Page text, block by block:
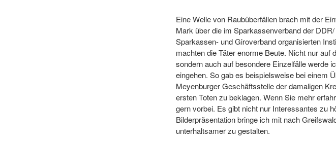
Eine Welle von Raubüberfällen brach mit der
Mark über die im Sparkassenverband der
Sparkassen- und Giroverband organisierten
machten die Täter enorme Beute. Nicht nur auf
sondern auch auf besondere Einzelfälle werde
eingehen. So gab es beispielsweise bei einem
Meyenburger Geschäftsstelle der damaligen
ersten Toten zu beklagen. Wenn Sie mehr
gern vorbei. Es gibt nicht nur Interessantes zu
Bilderpräsentation bringe ich mit nach
unterhaltsamer zu gestalten.